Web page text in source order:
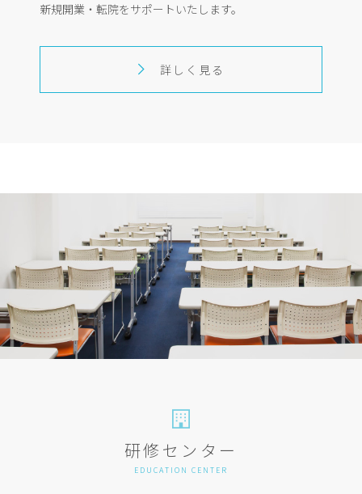
新規開業・転院をサポートいたします。
詳しく見る
研修センター
EDUCATION CENTER